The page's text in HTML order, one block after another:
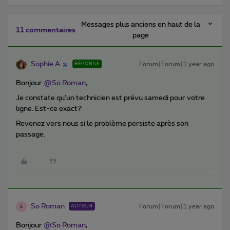
11 commentaires
Messages plus anciens en haut de la
page
Sophie A RÉPONSE Forum|Forum|1 year ago
Bonjour @So Roman,
Je constate qu’un technicien est prévu samedi pour votre
ligne. Est-ce exact?
Revenez vers nous si le problème persiste après son
passage.
S So Roman AUTEUR Forum|Forum|1 year ago
Bonjour @So Roman,